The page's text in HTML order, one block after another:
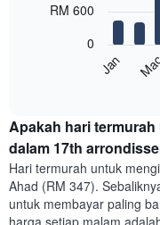
bars.
purata
setiap
bulan
Carta
mempunyai
Jan
0
RM 600
Apakah hari
dalam 17th
Hari termurah untuk
Ahad (RM 347).
untuk membayar paling